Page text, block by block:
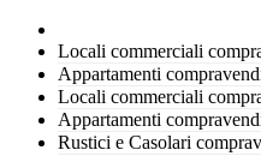
Locali commerciali
Appartamenti
Locali commerciali
Appartamenti
Rustici e Casolari